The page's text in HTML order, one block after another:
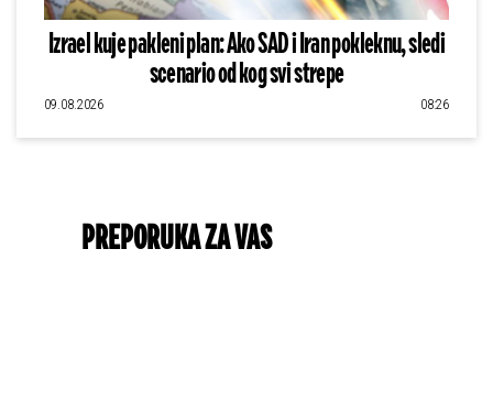
Izrael kuje pakleni plan: Ako SAD i Iran pokleknu, sledi
scenario od kog svi strepe
09.08.2026 08:26
PREPORUKA ZA VAS